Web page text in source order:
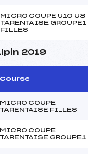
MICRO COUPE U10 U8
TARENTAISE GROUPE1
FILLES
2019
Course
MICRO COUPE
TARENTAISE FILLES
MICRO COUPE
TARENTAISE GROUPE1